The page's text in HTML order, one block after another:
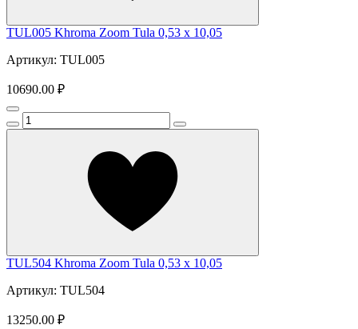
TUL005 Khroma Zoom Tula 0,53 x 10,05
Артикул: TUL005
10690.00 ₽
TUL504 Khroma Zoom Tula 0,53 x 10,05
Артикул: TUL504
13250.00 ₽